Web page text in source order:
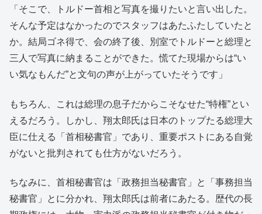
「そこで、トルドー首相と写真を撮りたいと言い出した。
そんな予定はなかったのでスタッフはあたふたしていたと
か。結局ゴネ得で、会の終了後、別室でトルドーと総理と
三人で写真に納まることができた。慌てた現場からは“い
い気なもんだ”と文句の声が上がっていたそうです」
もちろん、これは総理の息子だからこそなせた“特権”とい
えるだろう。しかし、翔太郎氏は日本のトップたる総理大
臣に仕える「首相秘書官」であり、重要ポストにある自覚
がないと批判されても仕方がないだろう。
ちなみに、首相秘書官は「政務担当秘書官」と「事務担当
秘書官」とに分かれ、翔太郎氏は前者にあたる。歴代の長